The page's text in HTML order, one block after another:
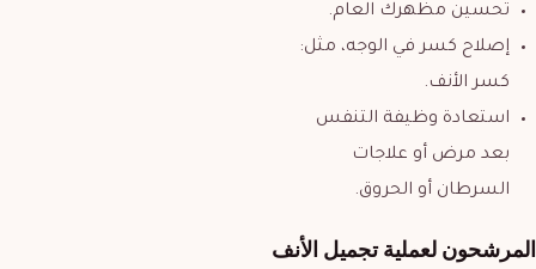
تحسين مظهرك العام.
إصلاح كسر في الوجه، مثل:
كسر الأنف.
استعادة وظيفة التنفس
بعد مرض أو علاجات
السرطان أو الحروق.
المرشحون لعملية تجميل الأنف